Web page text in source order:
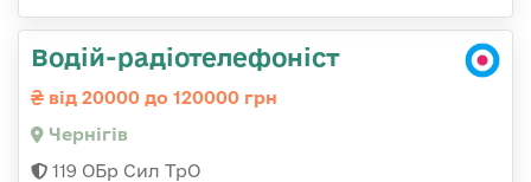
Водій-радіотелефоніст
від 20000 до 120000 грн
Чернігів
119 ОБр Сил ТрО